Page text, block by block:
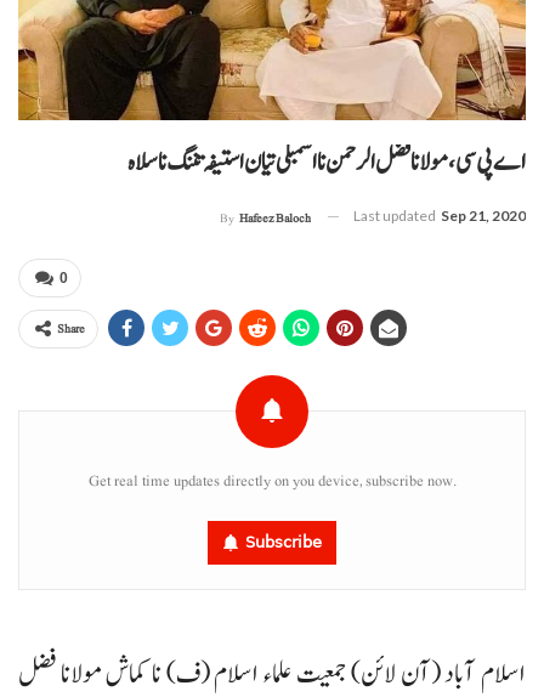
اے پی سی، مولانا فضل الرحمن نا اسمبلی تیان استیفہ تننگ نا سلاہ
By Hafeez Baloch Last updated Sep 21, 2020
0
Share
Get real time updates directly on you device, subscribe now.
Subscribe
اسلام آباد (آن لائن) جمعیت علماء اسلام (ف) نا کماش مولانا فضل